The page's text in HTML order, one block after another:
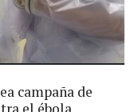
campaña de